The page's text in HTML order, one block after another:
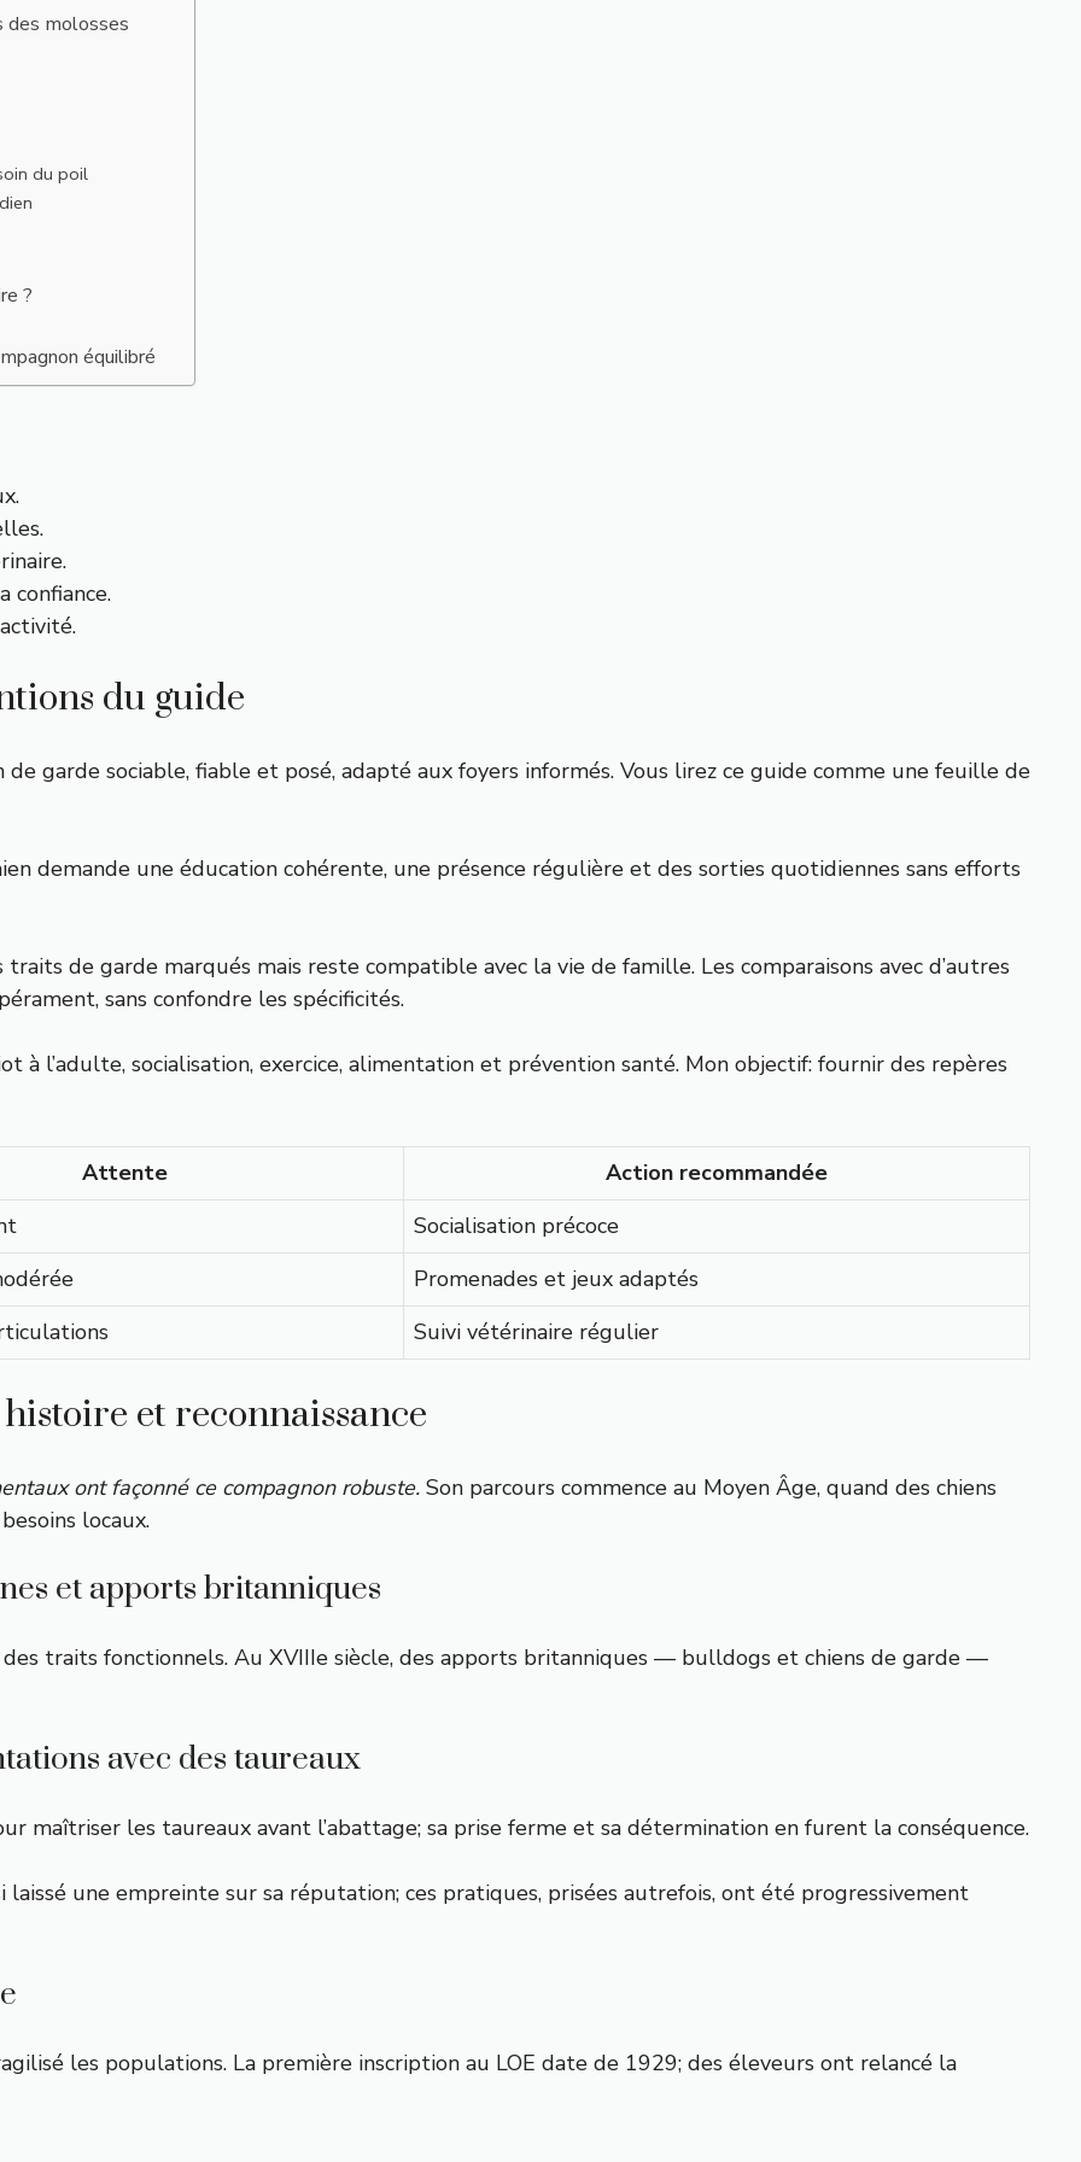
des molosses
du poil
?
équilibré
confiance.
du guide
de garde sociable, fiable et posé, adapté aux foyers informés. Vous lirez ce guide comme une feuille de
demande une éducation cohérente, une présence régulière et des sorties quotidiennes sans efforts
de garde marqués mais reste compatible avec la vie de famille. Les comparaisons avec d’autres
sans confondre les spécificités.
l’adulte, socialisation, exercice, alimentation et prévention santé. Mon objectif: fournir des repères
Attente
Action recommandée
Socialisation précoce
Promenades et jeux adaptés
Suivi vétérinaire régulier
et reconnaissance
ont façonné ce compagnon robuste. Son parcours commence au Moyen Âge, quand des chiens
locaux.
et apports britanniques
traits fonctionnels. Au XVIIIe siècle, des apports britanniques — bulldogs et chiens de garde —
avec des taureaux
maîtriser les taureaux avant l’abattage; sa prise ferme et sa détermination en furent la conséquence.
une empreinte sur sa réputation; ces pratiques, prisées autrefois, ont été progressivement
les populations. La première inscription au LOE date de 1929; des éleveurs ont relancé la